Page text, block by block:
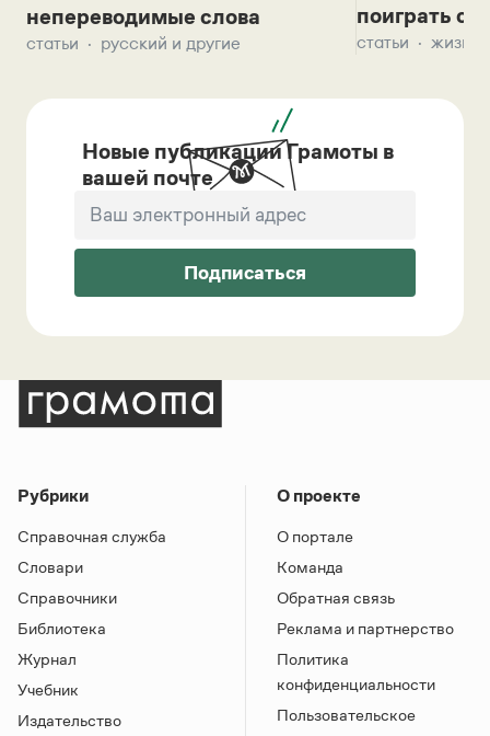
непереводимые слова
статьи русский и другие
поиграть с
статьи жизнь
Новые публикации Грамоты в
вашей почте
Подписаться
Рубрики
Справочная служба
Словари
Справочники
Библиотека
Журнал
Учебник
Издательство
О проекте
О портале
Команда
Обратная связь
Реклама и партнерство
Политика
конфиденциальности
Пользовательское